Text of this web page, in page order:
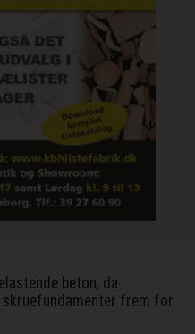
beton, da
frem for